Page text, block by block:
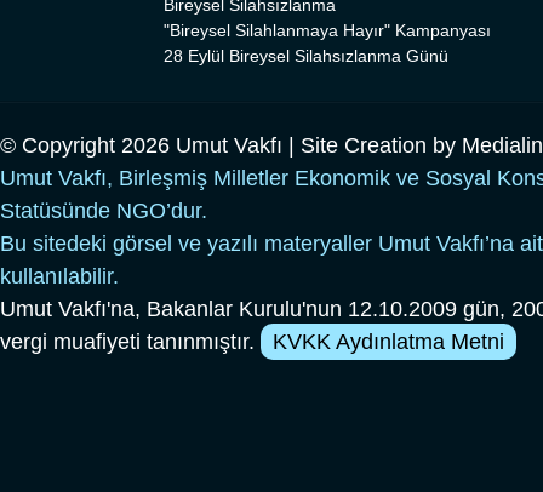
Bireysel Silahsızlanma
"Bireysel Silahlanmaya Hayır" Kampanyası
28 Eylül Bireysel Silahsızlanma Günü
© Copyright 2026 Umut Vakfı | Site Creation by
Umut Vakfı, Birleşmiş Milletler Ekonomik ve Sosyal
Statüsünde NGO’dur.
Bu sitedeki görsel ve yazılı materyaller Umut Vakfı’na
kullanılabilir.
Umut Vakfı'na, Bakanlar Kurulu'nun 12.10.2009 gün,
vergi muafiyeti tanınmıştır.
KVKK Aydınlatma Metni